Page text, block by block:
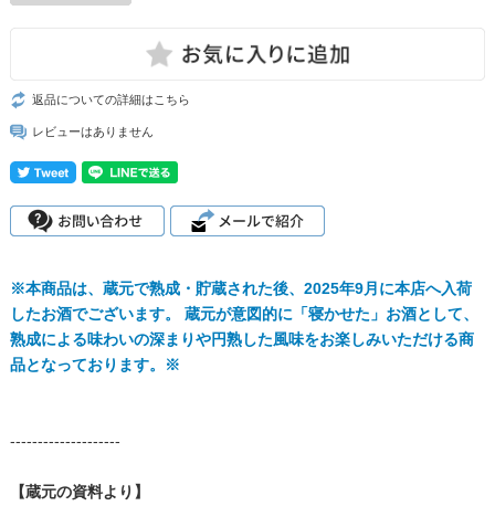
返品についての詳細はこちら
レビューはありません
※本商品は、蔵元で熟成・貯蔵された後、2025年9月に本店へ入荷
したお酒でございます。 蔵元が意図的に「寝かせた」お酒として、
熟成による味わいの深まりや円熟した風味をお楽しみいただける商
品となっております。※
--------------------
【蔵元の資料より】